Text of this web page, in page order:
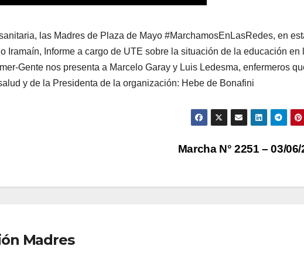
las Madres de Plaza de Mayo #MarchamosEnLasRedes, en
Iramaín, Informe a cargo de UTE sobre la situación de la educación en
Gente nos presenta a Marcelo Garay y Luis Ledesma, enfermeros
y de la Presidenta de la organización: Hebe de Bonafini
Marcha N° 2251 – 03/
Madres